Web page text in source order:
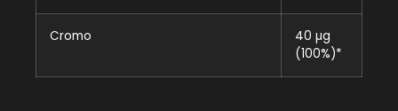
Cromo
40 µg
(100%)*